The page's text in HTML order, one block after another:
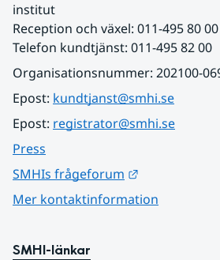
institut
Reception och växel: 011-495 80 00
Telefon kundtjänst: 011-495 82 00
Organisationsnummer: 202100-
Epost: kundtjanst@smhi.se
Epost: registrator@smhi.se
Press
SMHIs frågeforum
Mer kontaktinformation
SMHI-länkar